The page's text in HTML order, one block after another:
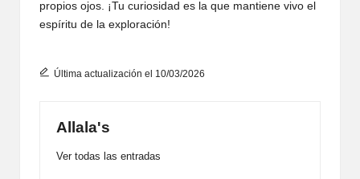
propios ojos. ¡Tu curiosidad es la que mantiene vivo el
espíritu de la exploración!
Última actualización el 10/03/2026
Allala's
Ver todas las entradas